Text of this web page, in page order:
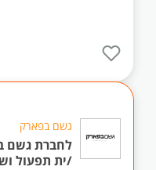
גשם בפארק
לחברת גשם
/ית תפעול